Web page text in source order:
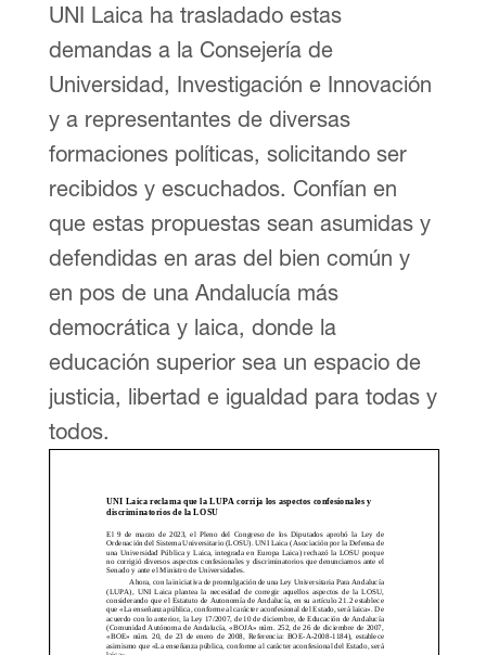
UNI Laica ha trasladado estas
demandas a la Consejería de
Universidad, Investigación e Innovación
y a representantes de diversas
formaciones políticas, solicitando ser
recibidos y escuchados. Confían en
que estas propuestas sean asumidas y
defendidas en aras del bien común y
en pos de una Andalucía más
democrática y laica, donde la
educación superior sea un espacio de
justicia, libertad e igualdad para todas y
todos.